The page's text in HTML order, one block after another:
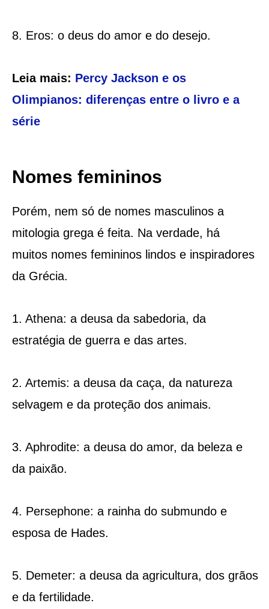
8. Eros: o deus do amor e do desejo.
Leia mais: Percy Jackson e os
Olimpianos: diferenças entre o livro e a
série
Nomes femininos
Porém, nem só de nomes masculinos a
mitologia grega é feita. Na verdade, há
muitos nomes femininos lindos e inspiradores
da Grécia.
1. Athena: a deusa da sabedoria, da
estratégia de guerra e das artes.
2. Artemis: a deusa da caça, da natureza
selvagem e da proteção dos animais.
3. Aphrodite: a deusa do amor, da beleza e
da paixão.
4. Persephone: a rainha do submundo e
esposa de Hades.
5. Demeter: a deusa da agricultura, dos grãos
e da fertilidade.